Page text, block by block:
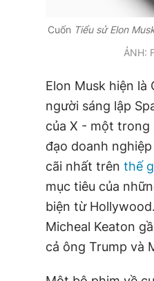
Cuốn Tiểu sử Elon
ẢNH:
Elon Musk hiện là
người sáng lập
của X - một trong
đạo doanh
cãi nhất trên thế
mục tiêu của
biện từ
Micheal Keaton
cả ông Trump và